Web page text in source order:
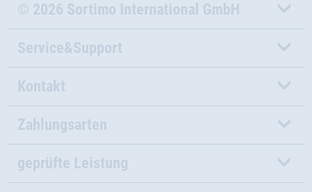
© 2026 Sortimo International GmbH
Service&Support
Kontakt
Zahlungsarten
geprüfte Leistung